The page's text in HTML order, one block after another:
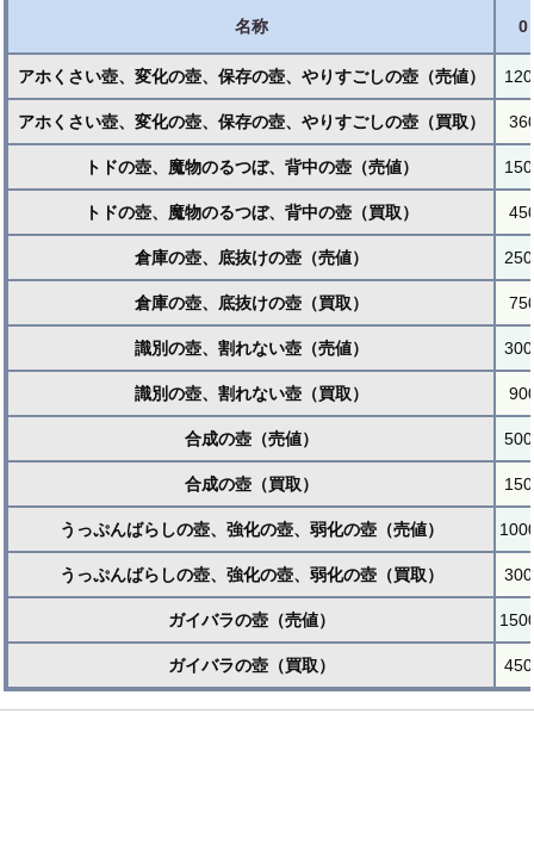
名称 0
アホくさい壺、変化の壺、保存の壺、やりすごしの壺（売値）
アホくさい壺、変化の壺、保存の壺、やりすごしの壺（買取）
トドの壺、魔物のるつぼ、背中の壺（売値）
トドの壺、魔物のるつぼ、背中の壺（買取）
倉庫の壺、底抜けの壺（売値）
倉庫の壺、底抜けの壺（買取）
識別の壺、割れない壺（売値）
識別の壺、割れない壺（買取）
合成の壺（売値）
合成の壺（買取）
うっぷんばらしの壺、強化の壺、弱化の壺（売値）
うっぷんばらしの壺、強化の壺、弱化の壺（買取）
ガイバラの壺（売値）
ガイバラの壺（買取）